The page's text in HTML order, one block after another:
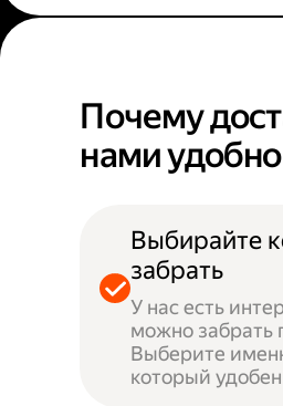
Почему
нами удобно
Выбирайте
забрать
У нас есть
можно забрать
Выберите
который